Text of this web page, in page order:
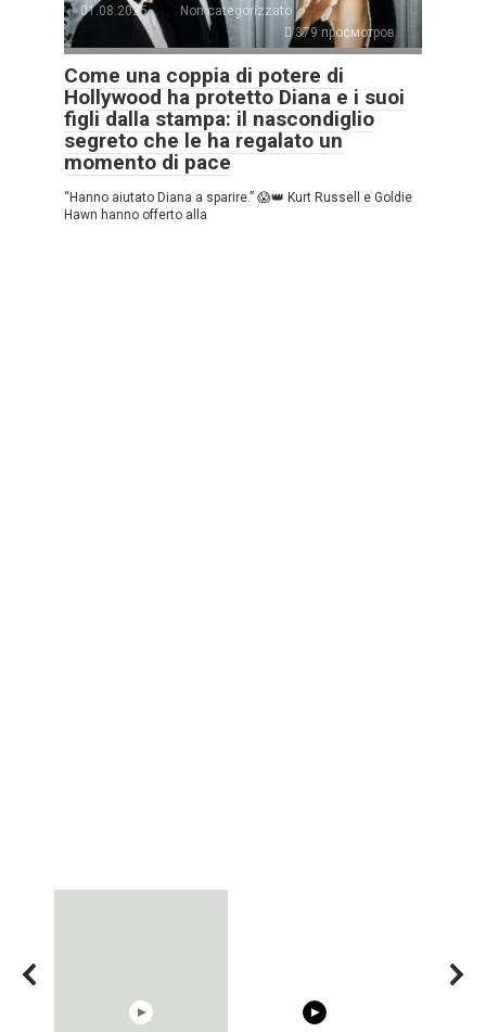
01.08.2025
Non categorizzato
379 просмотров
Come una coppia di potere di
Hollywood ha protetto Diana e i suoi
figli dalla stampa: il nascondiglio
segreto che le ha regalato un
momento di pace
“Hanno aiutato Diana a sparire.” 😱👑 Kurt Russell e Goldie
Hawn hanno offerto alla